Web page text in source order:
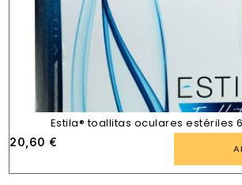
Estila® toallitas oculares estériles
20,60 €